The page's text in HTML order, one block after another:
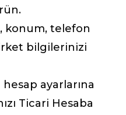
konum, telefon
bilgilerinizi
ayarlarına
Ticari Hesaba